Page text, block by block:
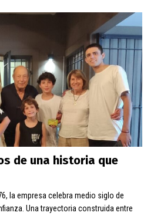
de una historia que
la empresa celebra medio siglo de
Una trayectoria construida entre